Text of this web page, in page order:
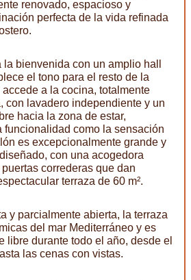
renovado, espacioso y
perfecta de la vida refinada
bienvenida con un amplio hall
el tono para el resto de la
a la cocina, totalmente
con lavadero independiente y un
hacia la zona de estar,
funcionalidad como la sensación
es excepcionalmente grande y
con una acogedora
correderas que dan
terraza de 60 m².
y parcialmente abierta, la terraza
del mar Mediterráneo y es
libre durante todo el año, desde el
las cenas con vistas.